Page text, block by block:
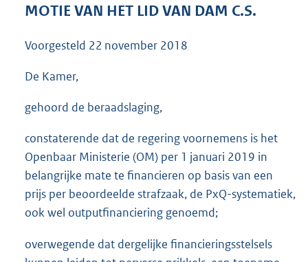
3
b
MOTIE VAN HET LID VAN DAM C.S.
Voorgesteld 22 november 2018
De Kamer,
gehoord de beraadslaging,
constaterende dat de regering voornemens is het
Openbaar Ministerie (OM) per 1 januari 2019 in
belangrijke mate te financieren op basis van een
prijs per beoordeelde strafzaak, de PxQ-systematiek,
ook wel outputfinanciering genoemd;
overwegende dat dergelijke financieringsstelsels